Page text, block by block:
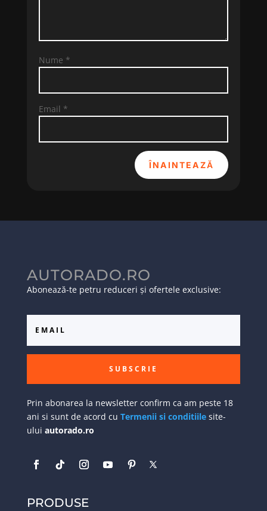
Nume *
Email *
ÎNAINTEAZĂ
AUTORADO.RO
Abonează-te petru reduceri și ofertele exclusive:
SUBSCRIE
Prin abonarea la newsletter confirm ca am peste 18
ani si sunt de acord cu Termenii si conditiilesite-
ului autorado.ro
PRODUSE